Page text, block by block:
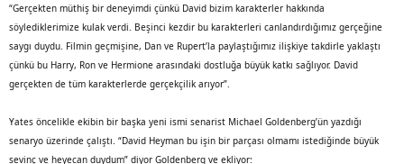
“Gerçekten müthiş bir deneyimdi çünkü David bizim karakterler hakkında
söylediklerimize kulak verdi. Beşinci kezdir bu karakterleri canlandırdığımız gerçeğine
saygı duydu. Filmin geçmişine, Dan ve Rupert’la paylaştığımız ilişkiye takdirle yaklaştı
çünkü bu Harry, Ron ve Hermione arasındaki dostluğa büyük katkı sağlıyor. David
gerçekten de tüm karakterlerde gerçekçilik arıyor”.
Yates öncelikle ekibin bir başka yeni ismi senarist Michael Goldenberg’ün yazdığı
senaryo üzerinde çalıştı. “David Heyman bu işin bir parçası olmamı istediğinde büyük
sevinç ve heyecan duydum” diyor Goldenberg ve ekliyor: